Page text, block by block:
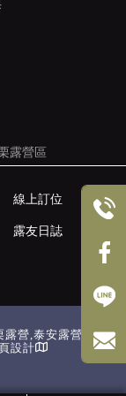
露營區
線上訂位
露友日誌
營,泰安露營.
設計